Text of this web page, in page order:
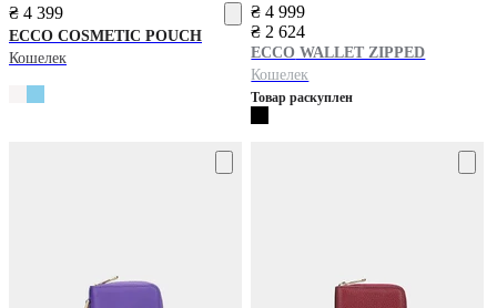
₴ 4 399
ECCO COSMETIC POUCH
Кошелек
₴ 4 999
₴ 2 624
ECCO WALLET ZIPPED
Кошелек
Товар раскуплен